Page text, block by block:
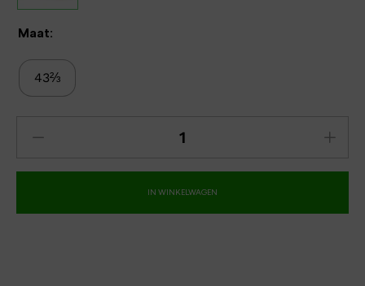
Maat:
43⅔
IN WINKELWAGEN